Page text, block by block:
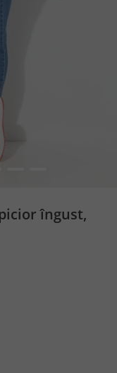
îngust,